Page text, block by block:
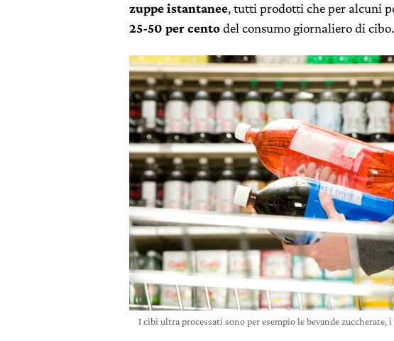
zuppe istantanee, tutti prodotti che per alcuni
25-50 per centodel consumo giornaliero di cibo.
I cibi ultra processati sono per esempio le bevande